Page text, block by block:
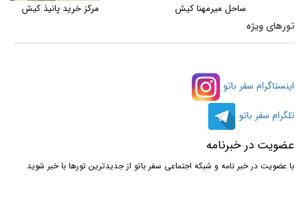
ساحل میرمهنا کیش مرکز خرید پانیذ کیش
تورهای ویژه
اینستاگرام سفر باتو
تلگرام سفر باتو
عضویت در خبرنامه
با عضویت در خبر نامه و شبکه اجتماعی سفر باتو از جدیدترین تورها با خبر شوید